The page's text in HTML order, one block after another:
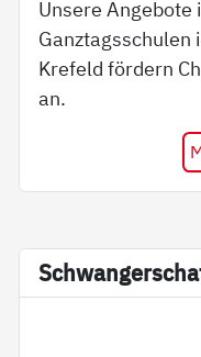
Unsere Angebote
Ganztagsschulen
Krefeld fördern
an.